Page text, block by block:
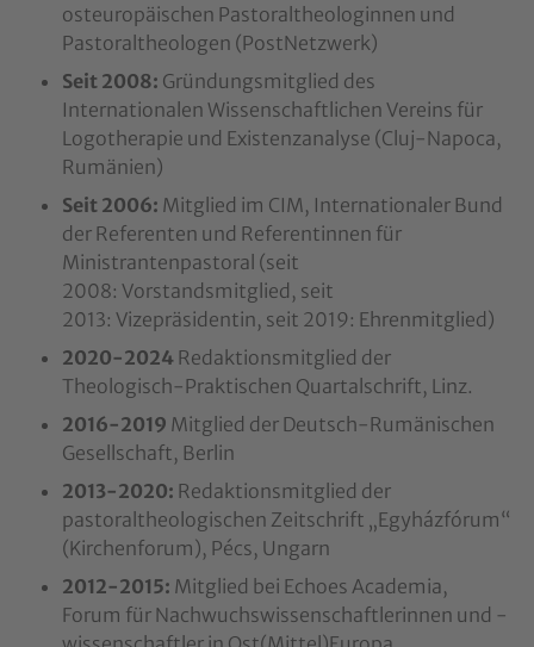
osteuropäischen Pastoraltheologinnen und
Pastoraltheologen (PostNetzwerk)
Seit 2008: Gründungsmitglied des
Internationalen Wissenschaftlichen Vereins für
Logotherapie und Existenzanalyse (Cluj-Napoca,
Rumänien)
Seit 2006: Mitglied im CIM, Internationaler Bund
der Referenten und Referentinnen für
Ministrantenpastoral (seit
2008: Vorstandsmitglied, seit
2013: Vizepräsidentin, seit 2019: Ehrenmitglied)
2020-2024 Redaktionsmitglied der
Theologisch-Praktischen Quartalschrift, Linz.
2016-2019 Mitglied der Deutsch-Rumänischen
Gesellschaft, Berlin
2013-2020: Redaktionsmitglied der
pastoraltheologischen Zeitschrift „Egyházfórum“
(Kirchenforum), Pécs, Ungarn
2012-2015: Mitglied bei Echoes Academia,
Forum für Nachwuchswissenschaftlerinnen und -